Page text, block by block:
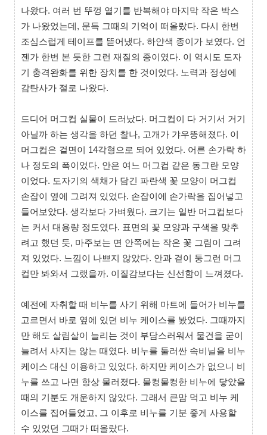
나왔다. 여러 번 뚜껑 열기를 반복해야 마지막 작은 박스
가 나왔었는데, 문득 그때의 기억이 떠올랐다. 다시 한번
조심스럽게 테이프를 뜯어냈다. 하얀색 종이가 보였다. 언
젠가 한번 본 듯한 그런 재질의 종이였다. 이 역시도 도자
기 충격완화를 위한 장치를 한 것이었다. 노력과 정성에
감탄사가 절로 나왔다.
드디어 머그컵 실물이 드러났다. 머그컵이 다 거기서 거기
아닐까 하는 생각을 하던 찰나, 고개가 갸우뚱해졌다. 이
머그컵은 겉면이 14각형으로 되어 있었다. 어른 손가락 하
나 정도의 폭이었다. 안은 여느 머그컵 같은 동그란 모양
이었다. 도자기의 색채가 담긴 파란색 꽃 모양이 머그컵
손잡이 옆에 그려져 있었다. 손잡이에 손가락을 집어넣고
들어보았다. 생각보다 가벼웠다. 크기는 일반 머그컵보다
는 커서 대용량 정도였다. 표면의 꽃 모양과 구색을 맞추
려고 했던 듯, 마주보는 면 안쪽에는 작은 꽃 그림이 그려
져 있었다. 느낌이 나쁘지 않았다. 안과 겉이 둥그런 머그
컵만 봐와서 그랬을까. 이질감보다는 신선함이 느껴졌다.
예전에 자취할 때 비누를 사기 위해 마트에 들어가 비누를
고르면서 바로 옆에 있던 비누 케이스를 봤었다. 그때까지
만 해도 살림살이 늘리는 것이 부담스러워서 물건을 굳이
늘려서 사지는 않는 때였다. 비누를 둘러싼 속비닐을 비누
케이스 대신 이용하고 있었다. 하지만 케이스가 없으니 비
누를 쓰고 나면 항상 물러졌다. 물컹물컹한 비누에 닿았을
때의 기분도 개운하지 않았다. 그래서 큰맘 먹고 비누 케
이스를 집어들었고, 그 이후로 비누를 기분 좋게 사용할
수 있었던 그때가 떠올랐다.